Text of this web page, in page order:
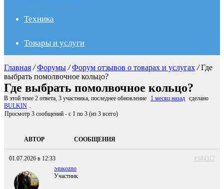
Техника
Товары и услуги
Главная / Форумы / Форум отзывов о товарах и услугах / Где
выбрать помолвочное кольцо?
Где выбрать помолвочное кольцо?
В этой теме 2 ответа, 3 участника, последнее обновление 1 месяц назад сделано
BULKIN .
Просмотр 3 сообщений - с 1 по 3 (из 3 всего)
АВТОР СООБЩЕНИЯ
01.07.2026 в 12:33
#344317
Shikozno
Участник